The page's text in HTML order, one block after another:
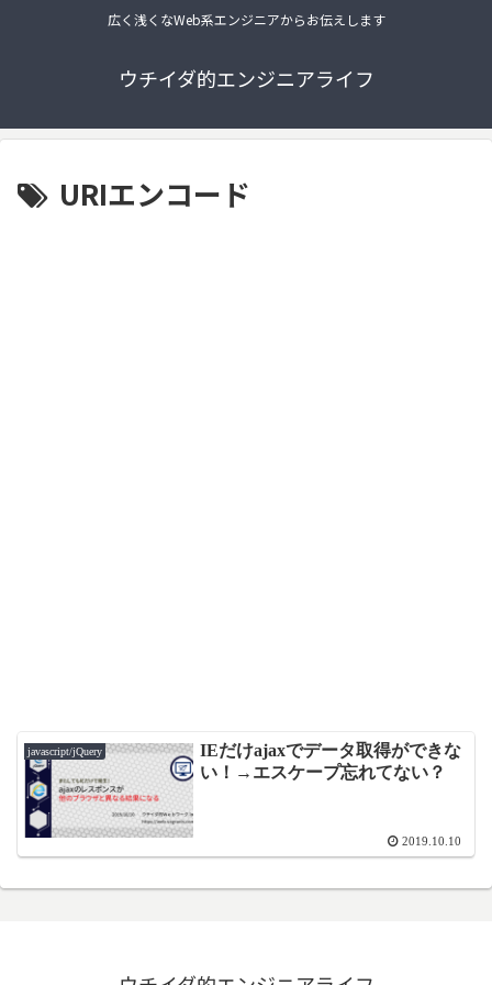
広く浅くなWeb系エンジニアからお伝えします
ウチイダ的エンジニアライフ
URIエンコード
javascript/jQuery
IEだけajaxでデータ取得ができな
い！→エスケープ忘れてない？
2019.10.10